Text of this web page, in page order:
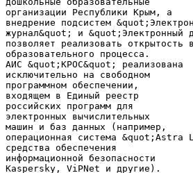
организации Республики Крым, а
внедрение подсистем
журнал&quot; и &quot;Электронный
позволяет реализовать открытость
образовательного процесса.
АИС &quot;КРОС&quot; реализована
исключительно на свободном
программном обеспечении,
входящем в Единый реестр
российских программ для
электронных вычислительных
машин и баз данных (например,
операционная система &quot;Astra
средства обеспечения
информационной безопасности
Kaspersky, ViPNet и другие).